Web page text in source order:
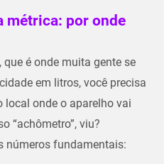
métrica: por onde
é onde muita gente se
em litros, você precisa
local onde o aparelho vai
“achômetro”, viu?
números fundamentais: